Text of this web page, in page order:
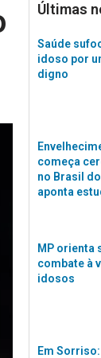
Últimas
Saúde
idoso por
digno
começa
no Brasil
aponta
MP orienta
combate à
idosos
Em